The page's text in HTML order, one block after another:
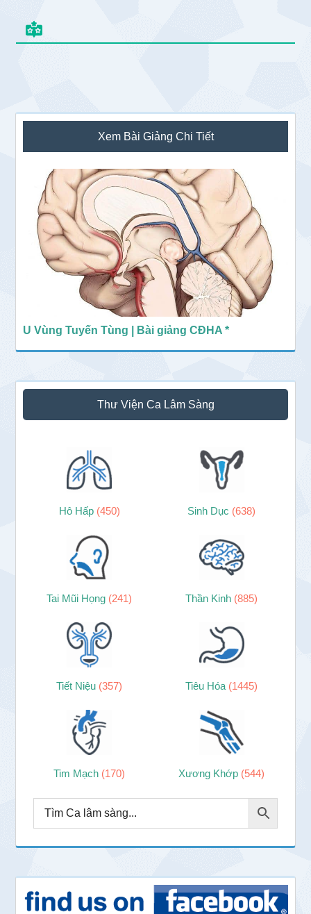
Sidebar
chính
Xem Bài Giảng Chi Tiết
U Vùng Tuyến Tùng | Bài giảng CĐHA *
Thư Viện Ca Lâm Sàng
Hô Hấp (450) Sinh Dục (638)
Tai Mũi Họng (241) Thần Kinh (885)
Tiết Niệu (357) Tiêu Hóa (1445)
Tim Mạch (170) Xương Khớp (544)